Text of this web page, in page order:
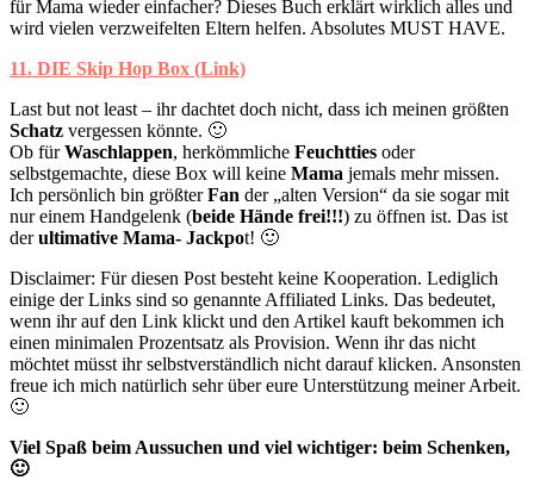
für Mama wieder einfacher? Dieses Buch erklärt wirklich alles und
wird vielen verzweifelten Eltern helfen. Absolutes MUST HAVE.
11. DIE Skip Hop Box (Link)
Last but not least – ihr dachtet doch nicht, dass ich meinen größten
Schatz vergessen könnte. 🙂
Ob fürWaschlappen, herkömmliche Feuchtties oder
selbstgemachte, diese Box will keine Mama jemals mehr missen.
Ich persönlich bin größterFan der „alten Version“ da sie sogar mit
nur einem Handgelenk (beide Hände frei!!!) zu öffnen ist. Das ist
derultimative Mama- Jackpot! 🙂
Disclaimer: Für diesen Post besteht keine Kooperation. Lediglich
einige der Links sind so genannte Affiliated Links. Das bedeutet,
wenn ihr auf den Link klickt und den Artikel kauft bekommen ich
einen minimalen Prozentsatz als Provision. Wenn ihr das nicht
möchtet müsst ihr selbstverständlich nicht darauf klicken. Ansonsten
freue ich mich natürlich sehr über eure Unterstützung meiner Arbeit.
🙂
Viel Spaß beim Aussuchen und viel wichtiger: beim Schenken,
🙂